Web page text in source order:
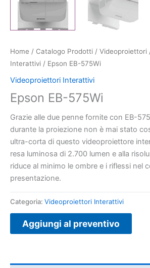
Home / Catalogo Prodotti / Videoproiettori
Interattivi / Epson EB-575Wi
Videoproiettori Interattivi
Epson EB-575Wi
Grazie alle due penne fornite con EB-
durante la proiezione non è mai stato
ultra-corta di questo videoproiettore
resa luminosa di 2.700 lumen e alla
riduce al minimo le ombre e i riflessi nel
presentazione.
Categoria: Videoproiettori Interattivi
Aggiungi al preventivo